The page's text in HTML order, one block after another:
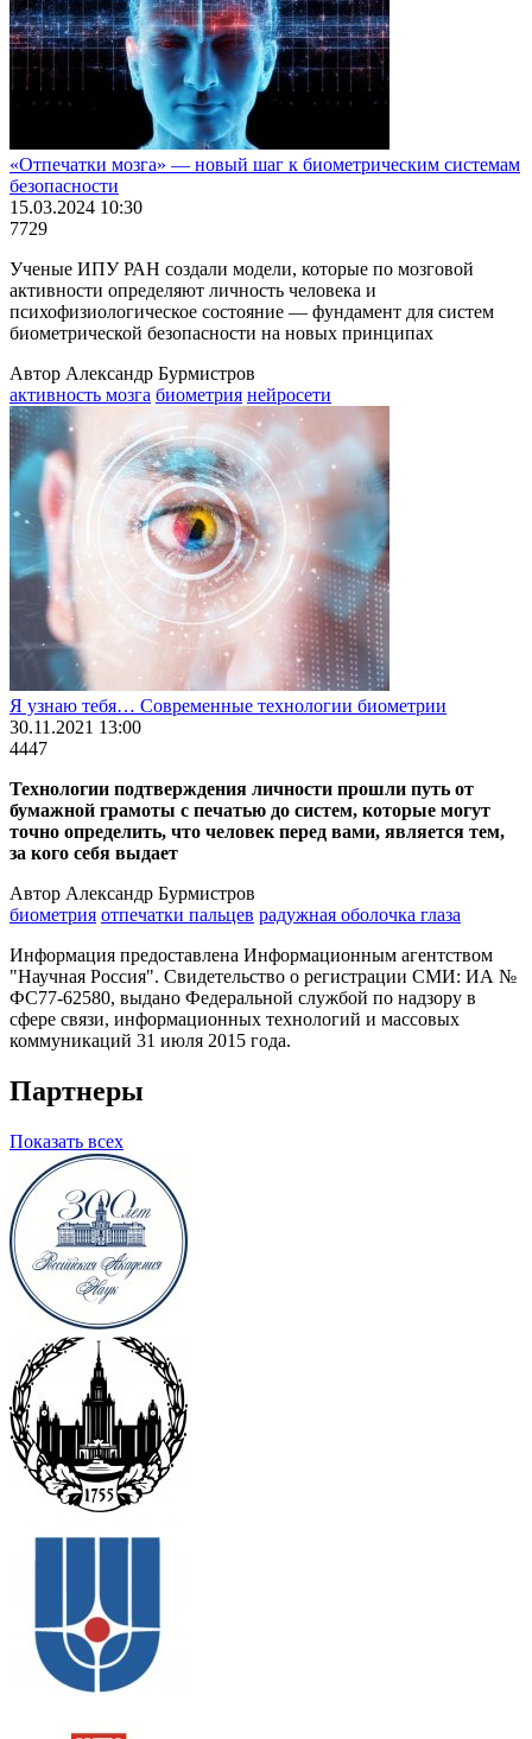
«Отпечатки мозга» ― новый шаг к биометрическим системам
безопасности
15.03.2024 10:30
7729
Ученые ИПУ РАН создали модели, которые по мозговой
активности определяют личность человека и
психофизиологическое состояние ― фундамент для систем
биометрической безопасности на новых принципах
Автор Александр Бурмистров
активность мозга биометрия нейросети
Я узнаю тебя… Современные технологии биометрии
30.11.2021 13:00
4447
Технологии подтверждения личности прошли путь от
бумажной грамоты с печатью до систем, которые могут
точно определить, что человек перед вами, является тем,
за кого себя выдает
Автор Александр Бурмистров
биометрия отпечатки пальцев радужная оболочка глаза
Информация предоставлена Информационным агентством
"Научная Россия". Свидетельство о регистрации СМИ: ИА №
ФС77-62580, выдано Федеральной службой по надзору в
сфере связи, информационных технологий и массовых
коммуникаций 31 июля 2015 года.
Партнеры
Показать всех